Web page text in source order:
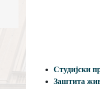
Студијски
Зaштитa